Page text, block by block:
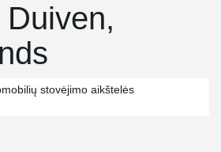
stovėjimo aikštelės